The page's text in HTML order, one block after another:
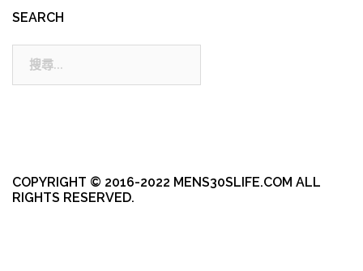
SEARCH
COPYRIGHT © 2016-2022 MENS30SLIFE.COM ALL
RIGHTS RESERVED.